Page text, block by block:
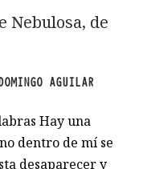
Nebulosa, de
AGUILAR
Hay una
dentro de mí se
desaparecer y